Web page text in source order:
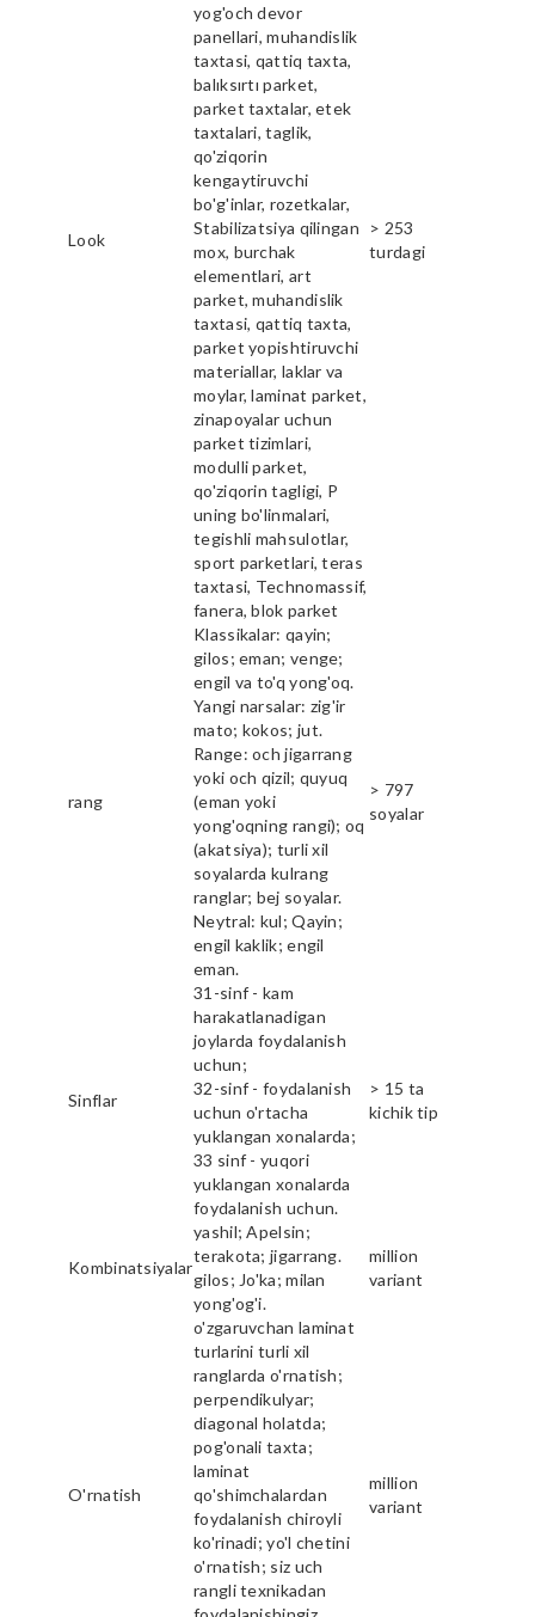
Look
yog'och devor
panellari, muhandislik
taxtasi, qattiq taxta,
balıksırtı parket,
parket taxtalar, etek
taxtalari, taglik,
qo'ziqorin
kengaytiruvchi
bo'g'inlar, rozetkalar,
Stabilizatsiya qilingan
mox, burchak
elementlari, art
parket, muhandislik
taxtasi, qattiq taxta,
parket yopishtiruvchi
materiallar, laklar va
moylar, laminat parket,
zinapoyalar uchun
parket tizimlari,
modulli parket,
qo'ziqorin tagligi, P
uning bo'linmalari,
tegishli mahsulotlar,
sport parketlari, teras
taxtasi, Technomassif,
fanera, blok parket
> 253
turdagi
rang
Klassikalar: qayin;
gilos; eman; venge;
engil va to'q yong'oq.
Yangi narsalar: zig'ir
mato; kokos; jut.
Range: och jigarrang
yoki och qizil; quyuq
(eman yoki
yong'oqning rangi); oq
(akatsiya); turli xil
soyalarda kulrang
ranglar; bej soyalar.
Neytral: kul; Qayin;
engil kaklik; engil
eman.
> 797
soyalar
Sinflar
31-sinf - kam
harakatlanadigan
joylarda foydalanish
uchun;
32-sinf - foydalanish
uchun o'rtacha
yuklangan xonalarda;
33 sinf - yuqori
yuklangan xonalarda
foydalanish uchun.
> 15 ta
kichik tip
Kombinatsiyalar
yashil; Apelsin;
terakota; jigarrang.
gilos; Jo'ka; milan
yong'og'i.
million
variant
O'rnatish
o'zgaruvchan laminat
turlarini turli xil
ranglarda o'rnatish;
perpendikulyar;
diagonal holatda;
pog'onali taxta;
laminat
qo'shimchalardan
foydalanish chiroyli
ko'rinadi; yo'l chetini
o'rnatish; siz uch
rangli texnikadan
million
variant